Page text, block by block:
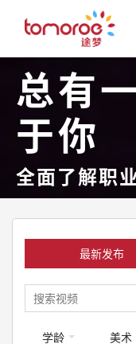
总有
于你
全面了解职
最新发布
学龄 美术